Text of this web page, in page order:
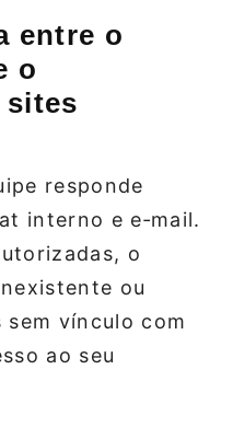
entre o
o
sites
responde
interno e e‑mail.
o
ou
vínculo com
ao seu